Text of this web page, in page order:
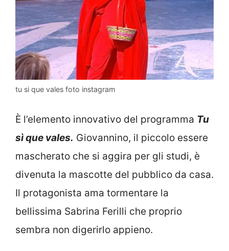
tu si que vales foto instagram
È l’elemento innovativo del programma Tu
sì que vales. Giovannino, il piccolo essere
mascherato che si aggira per gli studi, è
divenuta la mascotte del pubblico da casa.
Il protagonista ama tormentare la
bellissima Sabrina Ferilli che proprio
sembra non digerirlo appieno.